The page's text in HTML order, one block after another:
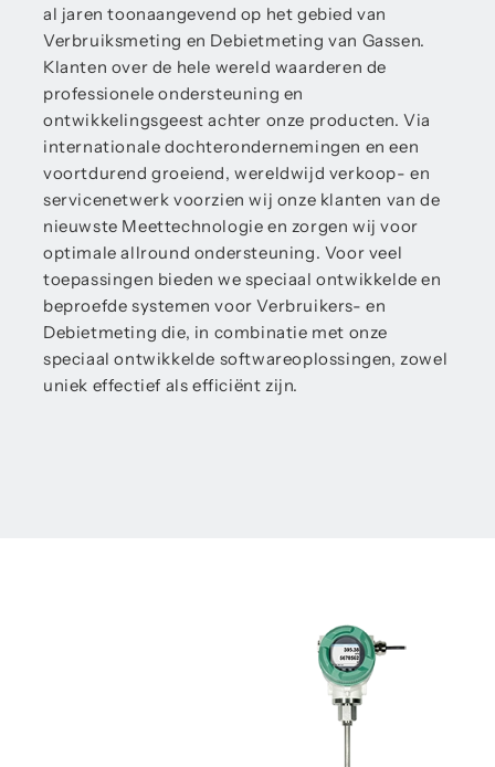
al jaren toonaangevend op het gebied van
Verbruiksmeting en Debietmeting van Gassen.
Klanten over de hele wereld waarderen de
professionele ondersteuning en
ontwikkelingsgeest achter onze producten. Via
internationale dochterondernemingen en een
voortdurend groeiend, wereldwijd verkoop- en
servicenetwerk voorzien wij onze klanten van de
nieuwste Meettechnologie en zorgen wij voor
optimale allround ondersteuning. Voor veel
toepassingen bieden we speciaal ontwikkelde en
beproefde systemen voor Verbruikers- en
Debietmeting die, in combinatie met onze
speciaal ontwikkelde softwareoplossingen, zowel
uniek effectief als efficiënt zijn.